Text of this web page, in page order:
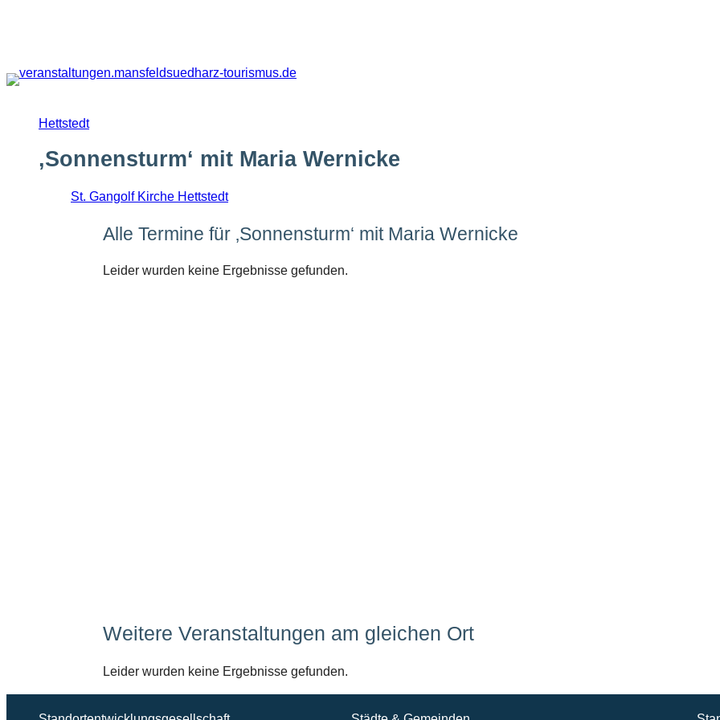
Hettstedt
‚Sonnensturm‘ mit Maria Wernicke
St. Gangolf Kirche Hettstedt
Alle Termine für ‚Sonnensturm‘ mit Maria Wernicke
Leider wurden keine Ergebnisse gefunden.
Weitere Veranstaltungen am gleichen Ort
Leider wurden keine Ergebnisse gefunden.